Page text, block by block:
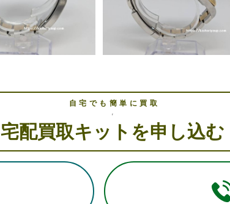
自宅でも簡単に買取
宅配買取キットを申し込む